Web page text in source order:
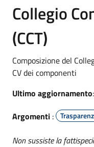
Collegio
(CCT)
Composizione del
CV dei componenti
Ultimo aggiornamento
Argomenti :
Non sussiste la